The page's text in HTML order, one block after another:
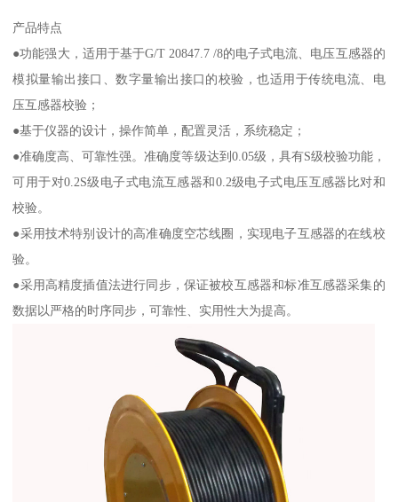
产品特点
●功能强大，适用于基于G/T 20847.7 /8的电子式电流、电压互感器的
模拟量输出接口、数字量输出接口的校验，也适用于传统电流、电
压互感器校验；
●基于仪器的设计，操作简单，配置灵活，系统稳定；
●准确度高、可靠性强。准确度等级达到0.05级，具有S级校验功能，
可用于对0.2S级电子式电流互感器和0.2级电子式电压互感器比对和
校验。
●采用技术特别设计的高准确度空芯线圈，实现电子互感器的在线校
验。
●采用高精度插值法进行同步，保证被校互感器和标准互感器采集的
数据以严格的时序同步，可靠性、实用性大为提高。